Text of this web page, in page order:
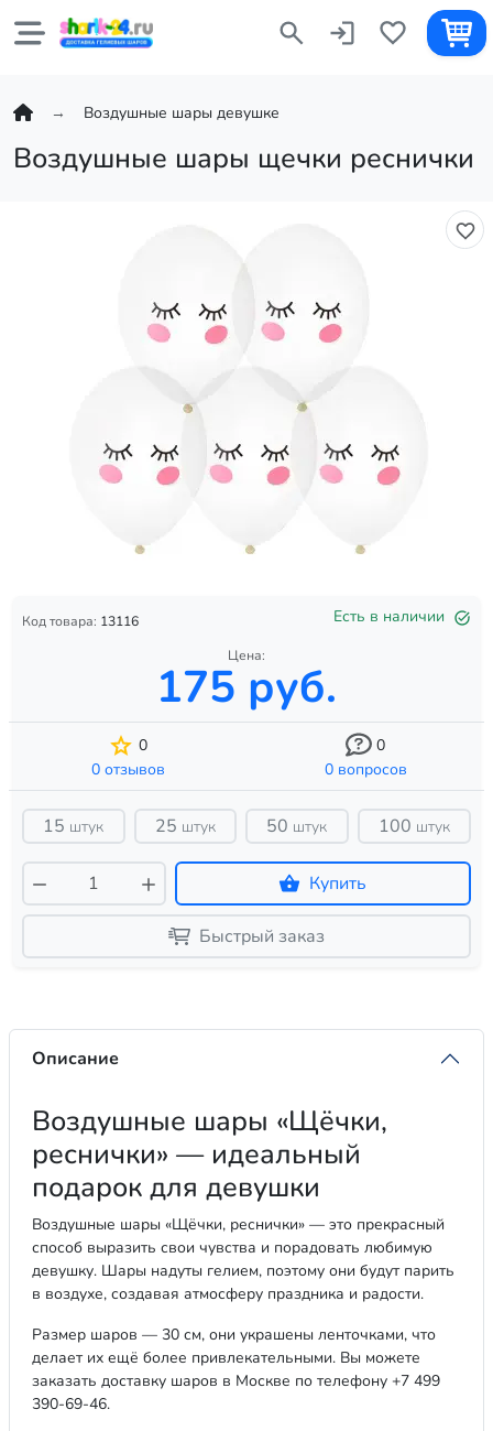
Воздушные шары девушке
Воздушные шары щечки реснички
Код товара: 13116 Есть в наличии
Цена:
175 руб.
0
0 отзывов
0
0 вопросов
15 штук 25 штук 50 штук 100 штук
Купить
Быстрый заказ
Описание
Воздушные шары «Щёчки,
реснички» — идеальный
подарок для девушки
Воздушные шары «Щёчки, реснички» — это прекрасный
способ выразить свои чувства и порадовать любимую
девушку. Шары надуты гелием, поэтому они будут парить
в воздухе, создавая атмосферу праздника и радости.
Размер шаров — 30 см, они украшены ленточками, что
делает их ещё более привлекательными. Вы можете
заказать доставку шаров в Москве по телефону +7 499
390-69-46.